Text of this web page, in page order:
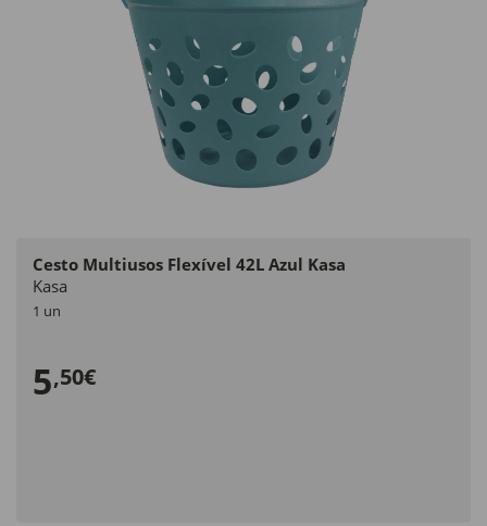
Cesto Multiusos Flexível 42L Azul Kasa
Kasa
1 un
5,50€